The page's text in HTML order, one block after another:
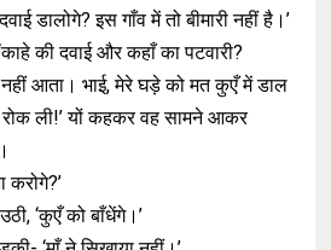
डालोगे? इस गाँव में तो बीमारी नहीं है।’
की दवाई और कहाँ का पटवारी?
नहीं आता। भाई, मेरे घड़े को मत कुएँ में डाल
रोक ली!’ यों कहकर वह सामने आकर
करोगे?’
‘कुएँ को बाँधेंगे।’